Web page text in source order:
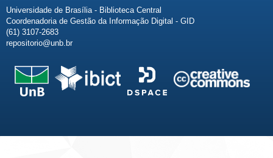
Universidade de Brasília - Biblioteca Central
Coordenadoria de Gestão da Informação Digital - GID
(61) 3107-2683
repositorio@unb.br